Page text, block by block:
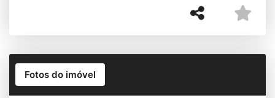
Fotos do imóvel